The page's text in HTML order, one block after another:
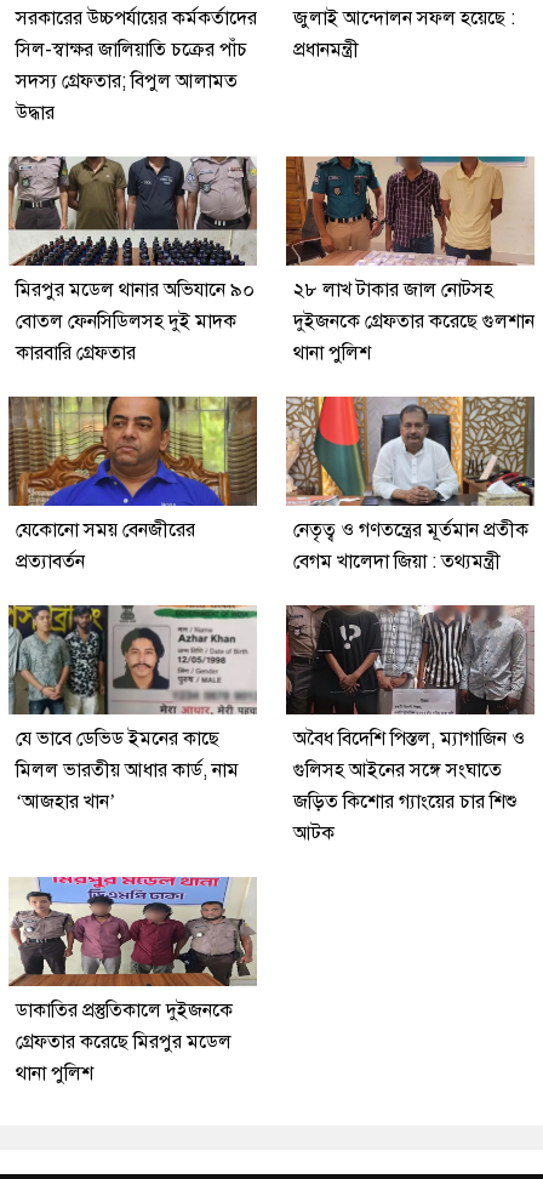
সরকারের উচ্চপর্যায়ের কর্মকর্তাদের
সিল-স্বাক্ষর জালিয়াতি চক্রের পাঁচ
সদস্য গ্রেফতার; বিপুল আলামত
উদ্ধার
জুলাই আন্দোলন সফল হয়েছে :
প্রধানমন্ত্রী
মিরপুর মডেল থানার অভিযানে ৯০
বোতল ফেনসিডিলসহ দুই মাদক
কারবারি গ্রেফতার
২৮ লাখ টাকার জাল নোটসহ
দুইজনকে গ্রেফতার করেছে গুলশান
থানা পুলিশ
যেকোনো সময় বেনজীরের
প্রত্যাবর্তন
নেতৃত্ব ও গণতন্ত্রের মূর্তমান প্রতীক
বেগম খালেদা জিয়া : তথ্যমন্ত্রী
যে ভাবে ডেভিড ইমনের কাছে
মিলল ভারতীয় আধার কার্ড, নাম
‘আজহার খান’
অবৈধ বিদেশি পিস্তল, ম্যাগাজিন ও
গুলিসহ আইনের সঙ্গে সংঘাতে
জড়িত কিশোর গ্যাংয়ের চার শিশু
আটক
ডাকাতির প্রস্তুতিকালে দুইজনকে
গ্রেফতার করেছে মিরপুর মডেল
থানা পুলিশ